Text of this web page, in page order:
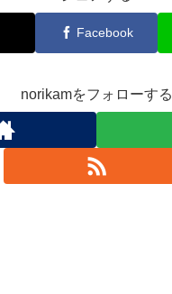
Facebook
norikamをフォローする